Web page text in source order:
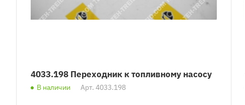
4033.198 Переходник к топливному насосу
В наличии Арт. 4033.198